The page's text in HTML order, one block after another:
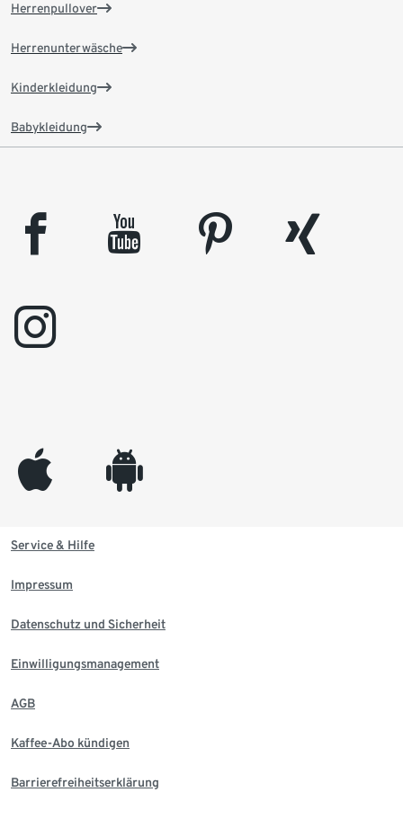
Herrenpullover
Herrenunterwäsche
Kinderkleidung
Babykleidung
facebook youtube pinterest
xing
instagram
appleinc android
Service & Hilfe
Impressum
Datenschutz und Sicherheit
Einwilligungsmanagement
AGB
Kaffee-Abo kündigen
Barrierefreiheitserklärung